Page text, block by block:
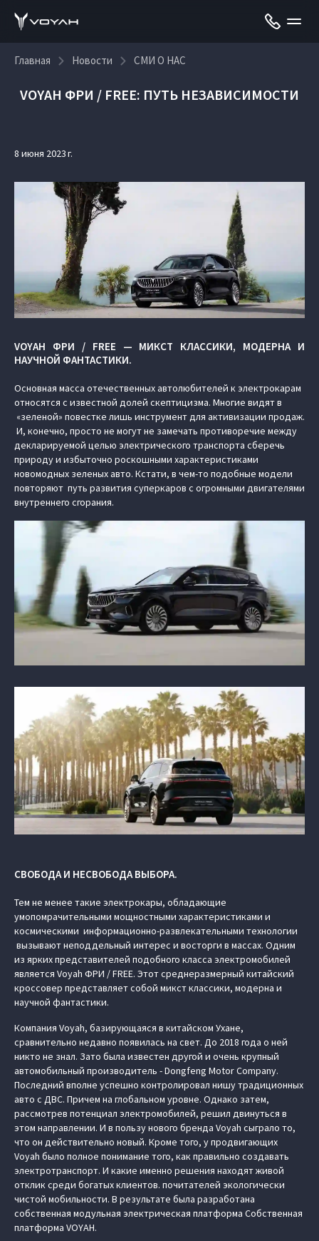
Главная Новости СМИ О НАС
VOYAH ФРИ / FREE: ПУТЬ НЕЗАВИСИМОСТИ
8 июня 2023 г.
VOYAH ФРИ / FREE — МИКСТ КЛАССИКИ, МОДЕРНА И
НАУЧНОЙ ФАНТАСТИКИ.
Основная масса отечественных автолюбителей к электрокарам
относятся с известной долей скептицизма. Многие видят в
«зеленой» повестке лишь инструмент для активизации продаж.
И, конечно, просто не могут не замечать противоречие между
декларируемой целью электрического транспорта сберечь
природу и избыточно роскошными характеристиками
новомодных зеленых авто. Кстати, в чем-то подобные модели
повторяют путь развития суперкаров с огромными двигателями
внутреннего сгорания.
СВОБОДА И НЕСВОБОДА ВЫБОРА.
Тем не менее такие электрокары, обладающие
умопомрачительными мощностными характеристиками и
космическими информационно-развлекательными технологии
вызывают неподдельный интерес и восторги в массах. Одним
из ярких представителей подобного класса электромобилей
является Voyah ФРИ / FREE. Этот среднеразмерный китайский
кроссовер представляет собой микст классики, модерна и
научной фантастики.
Компания Voyah, базирующаяся в китайском Ухане,
сравнительно недавно появилась на свет. До 2018 года о ней
никто не знал. Зато была известен другой и очень крупный
автомобильный производитель - Dongfeng Motor Company.
Последний вполне успешно контролировал нишу традиционных
авто с ДВС. Причем на глобальном уровне. Однако затем,
рассмотрев потенциал электромобилей, решил двинуться в
этом направлении. И в пользу нового бренда Voyah сыграло то,
что он действительно новый. Кроме того, у продвигающих
Voyah было полное понимание того, как правильно создавать
электротранспорт. И какие именно решения находят живой
отклик среди богатых клиентов. почитателей экологически
чистой мобильности. В результате была разработана
собственная модульная электрическая платформа Cобственная
платформа VOYAH.